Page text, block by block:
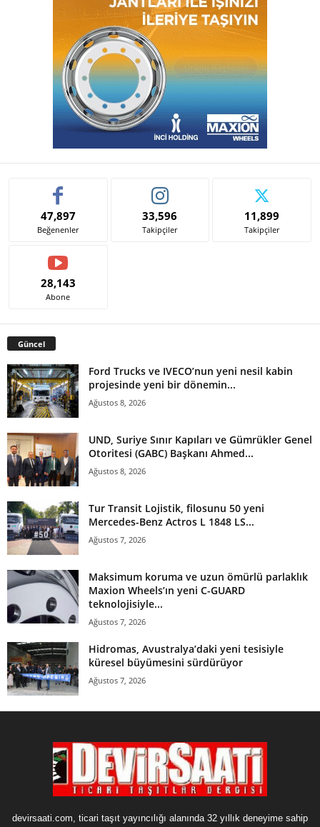
47,897
Beğenenler
33,596
Takipçiler
11,899
Takipçiler
28,143
Abone
Güncel
Ford Trucks ve IVECO’nun yeni nesil kabin
projesinde yeni bir dönemin...
Ağustos 8, 2026
UND, Suriye Sınır Kapıları ve Gümrükler Genel
Otoritesi (GABC) Başkanı Ahmed...
Ağustos 8, 2026
Tur Transit Lojistik, filosunu 50 yeni
Mercedes-Benz Actros L 1848 LS...
Ağustos 7, 2026
Maksimum koruma ve uzun ömürlü parlaklık
Maxion Wheels’ın yeni C-GUARD
teknolojisiyle...
Ağustos 7, 2026
Hidromas, Avustralya’daki yeni tesisiyle
küresel büyümesini sürdürüyor
Ağustos 7, 2026
devirsaati.com, ticari taşıt yayıncılığı alanında 32 yıllık deneyime sahip